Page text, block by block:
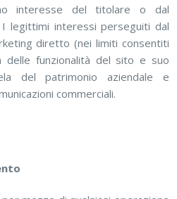
interesse del titolare o dal
I legittimi interessi perseguiti dal
diretto (nei limiti consentiti
delle funzionalità del sito e suo
del patrimonio aziendale e
commerciali.